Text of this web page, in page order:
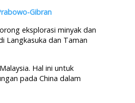
Gibran
eksplorasi minyak dan
Langkasuka dan Taman
Hal ini untuk
pada China dalam